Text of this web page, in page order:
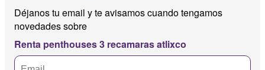
Déjanos tu email y te avisamos cuando tengamos
novedades sobre
Renta penthouses 3 recamaras atlixco